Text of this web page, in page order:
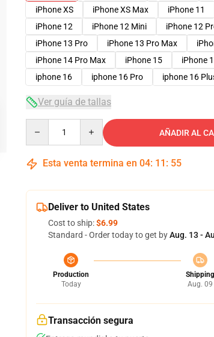
iPhone XS
iPhone XS Max iPhone 11
iPhone 12
iPhone 12 Mini iPhone 12
iPhone 13 Pro
iPhone 13 Pro Max
iPhone 14 Pro Max
iPhone 15 iPhone
iphone 16
iphone 16 Pro iphone 16
Ver guía de tallas
AÑADIR AL
Esta venta termina en 04: 11 : 54
Deliver to United States
Cost to ship:$6.99
Standard - Order today to get byAug. 13 -
Production
Today
Shipping
Aug. 09
Transacción segura